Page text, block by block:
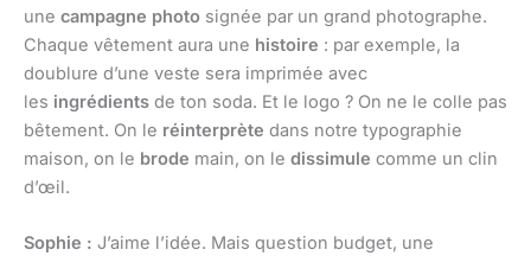
une campagne photo signée par un grand photographe.
Chaque vêtement aura une histoire : par exemple, la
doublure d’une veste sera imprimée avec
les ingrédients de ton soda. Et le logo ? On ne le colle pas
bêtement. On le réinterprète dans notre typographie
maison, on le brode main, on le dissimule comme un clin
d’œil.
Sophie : J’aime l’idée. Mais question budget, une